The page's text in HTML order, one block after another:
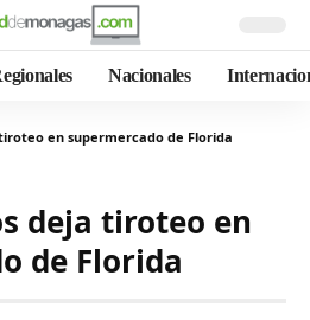
Nacionales
en supermercado de Florida
deja tiroteo en
de Florida